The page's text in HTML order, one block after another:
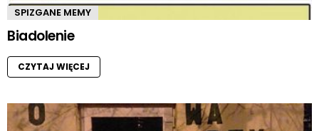
SPIZGANE MEMY
Biadolenie
CZYTAJ WIĘCEJ